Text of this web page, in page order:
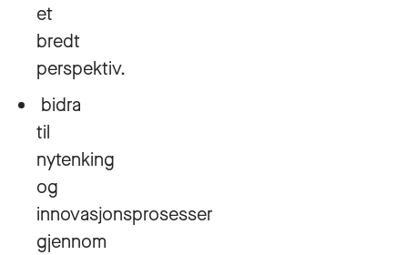
et
bredt
perspektiv.
bidra
til
nytenking
og
innovasjonsprosesser
gjennom